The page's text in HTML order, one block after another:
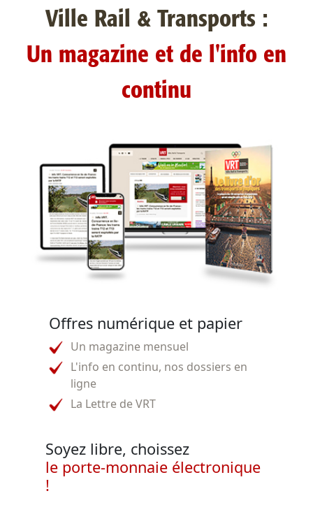
Ville Rail & Transports :
Un magazine et de l'info en
continu
Offres numérique et papier
Un magazine mensuel
L'info en continu, nos dossiers en
ligne
La Lettre de VRT
Soyez libre, choissez
le porte-monnaie électronique
!